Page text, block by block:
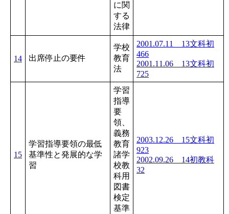
に関
する
法律
14 出席停止の要件
学校
教育
法
2001.07.11 13文科初
466
2001.11.06 13文科初
725
15
学習指導要領の最低
基準性と発展的な学
習
学習
指導
要
領、
義務
教育
諸学
校教
科用
図書
検定
基準
2003.12.26 15文科初
923
2002.09.26 14初教科
32